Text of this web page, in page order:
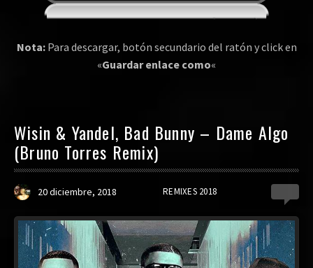
Nota:Para descargar, botón secundario del ratón y click en
«Guardar enlace como«
Wisin & Yandel, Bad Bunny – Dame Algo
(Bruno Torres Remix)
20 diciembre, 2018 REMIXES 2018